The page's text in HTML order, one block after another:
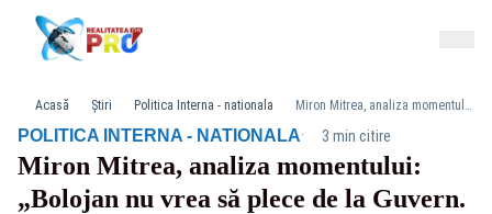
Acasă Știri Politica Interna - nationala Miron Mitrea, analiza momentului: „Bolojan nu vrea să plece de la Guvern. Șmecheria cu Mureșan este evidentă”
POLITICA INTERNA - NATIONALA· 3 min citire
Miron Mitrea, analiza momentului:
„Bolojan nu vrea să plece de la Guvern.